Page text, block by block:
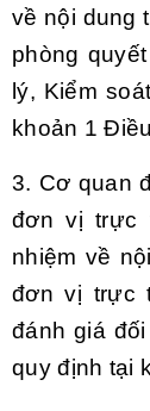
về nội dung
phòng
lý, Kiểm
khoản 1
3. Cơ quan
đơn vị trực
nhiệm về
đơn vị trực
đánh giá
quy định tại